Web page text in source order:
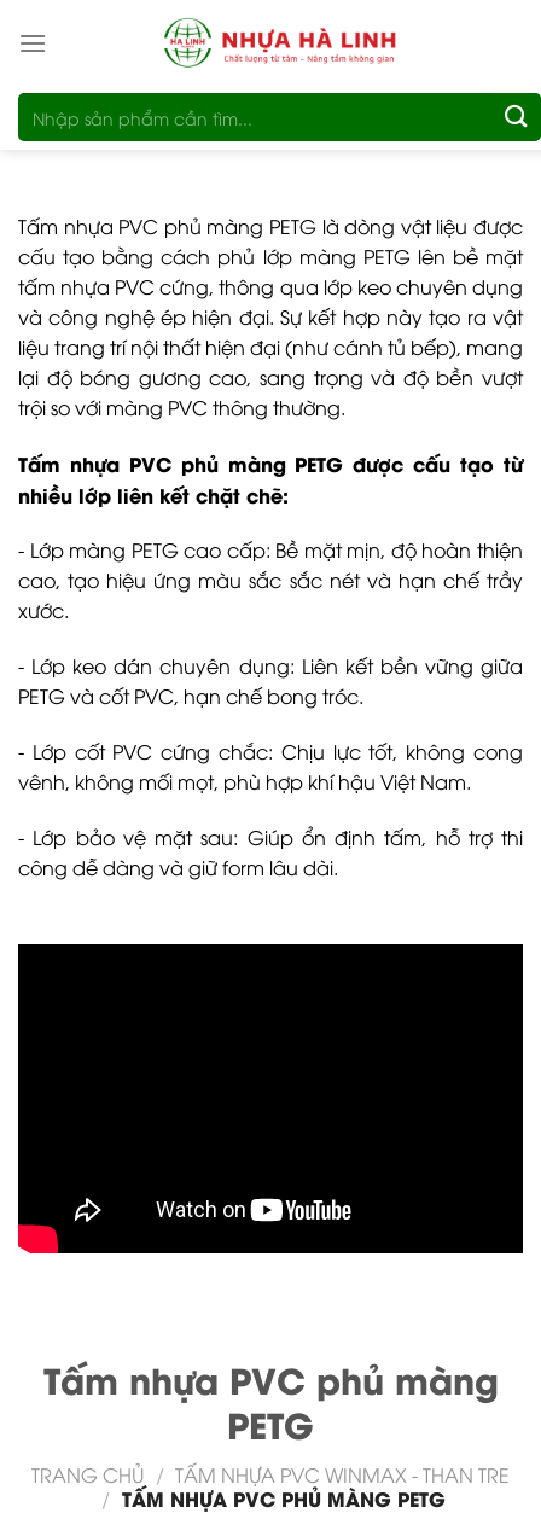
qua
dungTìm
kiếm:
Tấm nhựa PVC phủ màng PETG là dòng vật liệu được
cấu tạo bằng cách phủ lớp màng PETG lên bề mặt
tấm nhựa PVC cứng, thông qua lớp keo chuyên dụng
và công nghệ ép hiện đại. Sự kết hợp này tạo ra vật
liệu trang trí nội thất hiện đại (như cánh tủ bếp), mang
lại độ bóng gương cao, sang trọng và độ bền vượt
trội so với màng PVC thông thường.
Tấm nhựa PVC phủ màng PETG được cấu tạo từ
nhiều lớp liên kết chặt chẽ:
- Lớp màng PETG cao cấp: Bề mặt mịn, độ hoàn thiện
cao, tạo hiệu ứng màu sắc sắc nét và hạn chế trầy
xước.
- Lớp keo dán chuyên dụng: Liên kết bền vững giữa
PETG và cốt PVC, hạn chế bong tróc.
- Lớp cốt PVC cứng chắc: Chịu lực tốt, không cong
vênh, không mối mọt, phù hợp khí hậu Việt Nam.
- Lớp bảo vệ mặt sau: Giúp ổn định tấm, hỗ trợ thi
công dễ dàng và giữ form lâu dài.
Tấm nhựa PVC phủ màng
PETG
TRANG CHỦ / TẤM NHỰA PVC WINMAX - THAN TRE
/ TẤM NHỰA PVC PHỦ MÀNG PETG